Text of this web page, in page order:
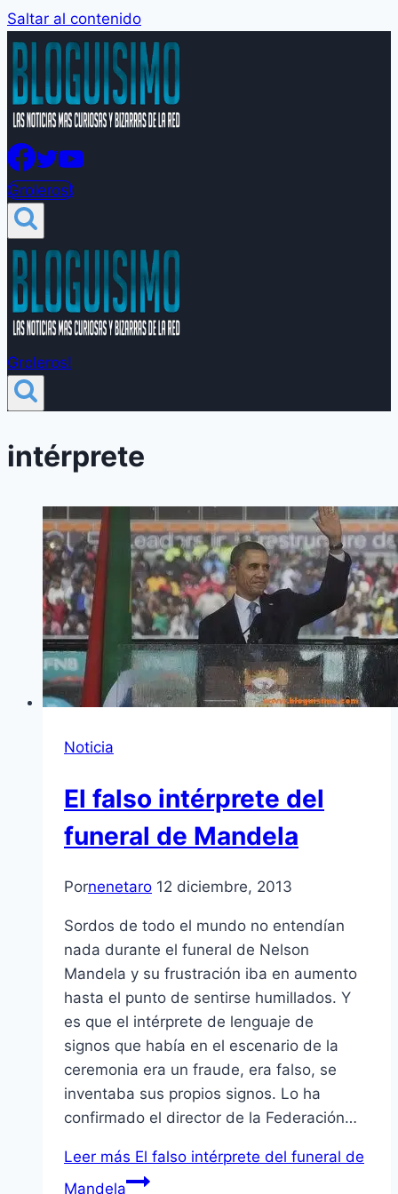
Saltar al contenido
Groleros!
Groleros!
intérprete
Noticia
El falso intérprete del
funeral de Mandela
Pornenetaro 12 diciembre, 2013
Sordos de todo el mundo no entendían
nada durante el funeral de Nelson
Mandela y su frustración iba en aumento
hasta el punto de sentirse humillados. Y
es que el intérprete de lenguaje de
signos que había en el escenario de la
ceremonia era un fraude, era falso, se
inventaba sus propios signos. Lo ha
confirmado el director de la Federación…
Leer más El falso intérprete del funeral de
Mandela